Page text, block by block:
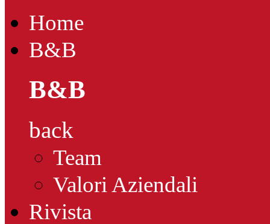
Home
B&B
B&B
back
Team
Valori Aziendali
Rivista